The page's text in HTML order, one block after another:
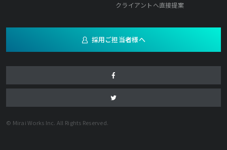
クライアントへ直接提案
採用ご担当者様へ
© Mirai Works Inc. All Rights Reserved.